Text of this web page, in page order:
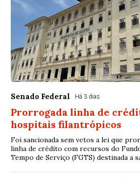
Senado Federal Há 3 dias
Prorrogada linha de
hospitais filantrópicos
Foi sancionada sem vetos a lei que
linha de crédito com recursos do
Tempo de Serviço (FGTS) destinada a